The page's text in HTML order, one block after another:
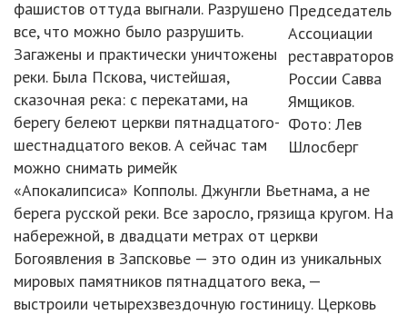
Председатель
Ассоциации
реставраторов
России Савва
Ямщиков.
Фото: Лев
Шлосберг
фашистов оттуда выгнали. Разрушено
все, что можно было разрушить.
Загажены и практически уничтожены
реки. Была Пскова, чистейшая,
сказочная река: с перекатами, на
берегу белеют церкви пятнадцатого-
шестнадцатого веков. А сейчас там
можно снимать римейк
«Апокалипсиса» Копполы. Джунгли Вьетнама, а не
берега русской реки. Все заросло, грязища кругом. На
набережной, в двадцати метрах от церкви
Богоявления в Запсковье — это один из уникальных
мировых памятников пятнадцатого века, —
выстроили четырехзвездочную гостиницу. Церковь